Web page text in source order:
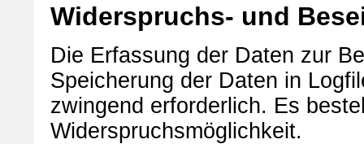
Widerspruchs- und
Die Erfassung der Daten zur
Speicherung der Daten in
zwingend erforderlich. Es
Widerspruchsmöglichkeit.